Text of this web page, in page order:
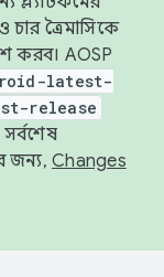
ত্রৈমাসিকে
করব। AOSP
latest-
release
সর্বশেষ
জন্য, Changes